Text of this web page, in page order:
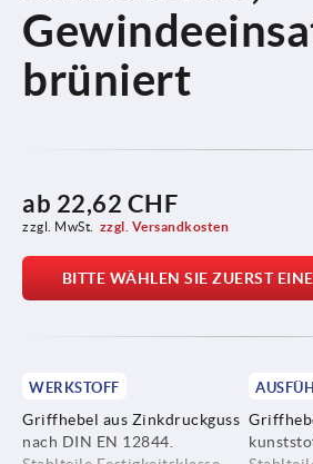
brüniert
ab 22,62 CHF
zzgl. MwSt. zzgl. Versandkosten
BITTE WÄHLEN SIE ZUERST
WERKSTOFF
Griffhebel aus Zinkdruckguss
nach DIN EN 12844.